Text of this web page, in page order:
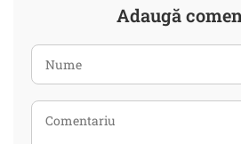
Adaugă